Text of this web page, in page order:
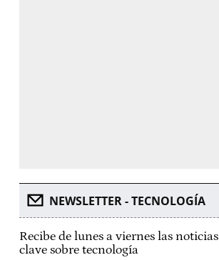
NEWSLETTER - TECNOLOGÍA
Recibe de lunes a viernes las noticias
clave sobre tecnología